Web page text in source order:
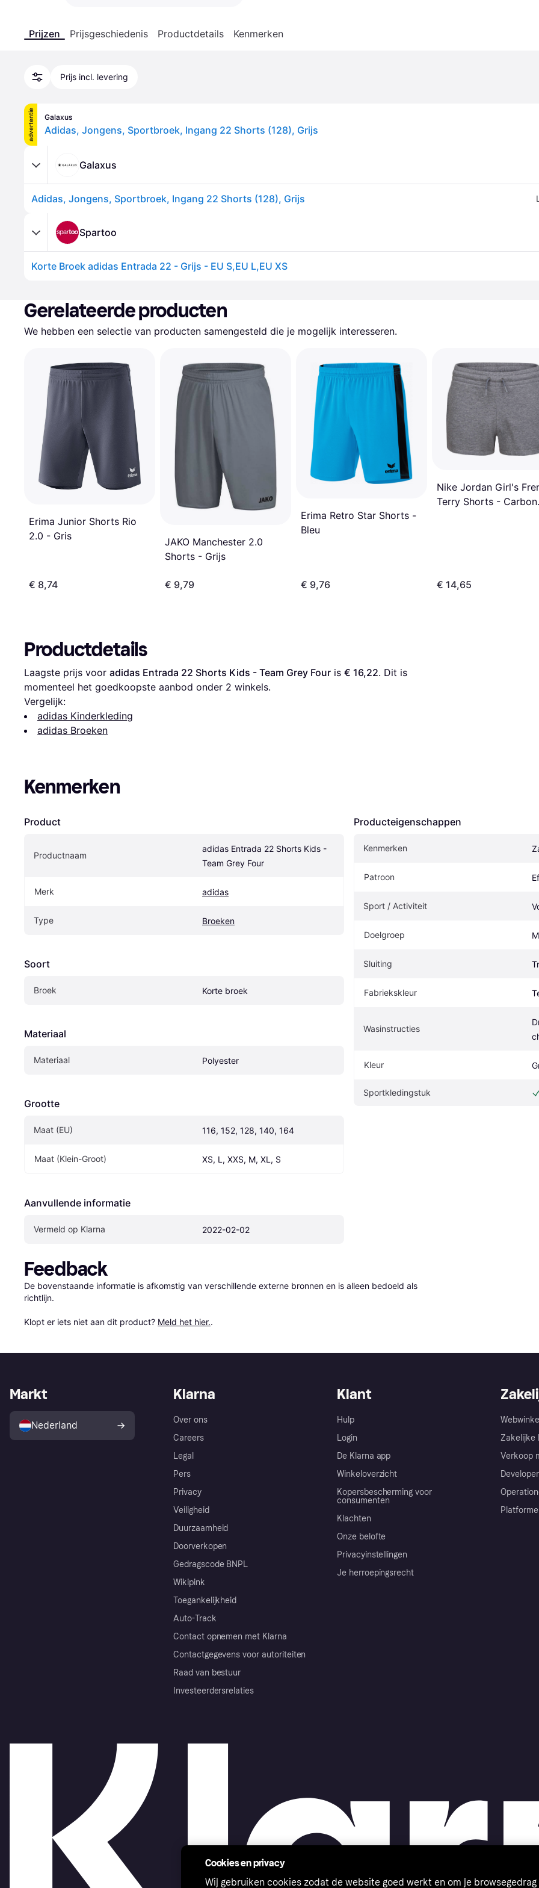
Prijzen Prijsgeschiedenis Productdetails Kenmerken
Prijs incl. levering
advertentie Galaxus
Adidas, Jongens, Sportbroek, Ingang 22 Shorts (128), Grijs
Galaxus
Adidas, Jongens, Sportbroek, Ingang 22 Shorts (128), Grijs
Spartoo
Korte Broek adidas Entrada 22 - Grijs - EU S,EU L,EU XS
Gerelateerde producten
We hebben een selectie van producten samengesteld die je mogelijk interesseren.
Erima Junior Shorts Rio
2.0 - Gris
€ 8,74
JAKO Manchester 2.0
Shorts - Grijs
€ 9,79
Erima Retro Star Shorts -
Bleu
€ 9,76
Nike Jordan Girl's
Terry Shorts - Carbon
€ 14,65
Productdetails
Laagste prijs voor adidas Entrada 22 Shorts Kids - Team Grey Four is € 16,22. Dit is
momenteel het goedkoopste aanbod onder 2 winkels.
Vergelijk:
adidas Kinderkleding
adidas Broeken
Kenmerken
Product
Productnaam
adidas Entrada 22 Shorts Kids -
Team Grey Four
Merk adidas
Type Broeken
Soort
Broek Korte broek
Materiaal
Materiaal Polyester
Grootte
Maat (EU) 116, 152, 128, 140, 164
Maat (Klein-Groot) XS, L, XXS, M, XL, S
Aanvullende informatie
Vermeld op Klarna 2022-02-02
Producteigenschappen
Kenmerken
Patroon
Sport / Activiteit
Doelgroep
Sluiting
Fabriekskleur
Wasinstructies
Kleur
Sportkledingstuk
Feedback
De bovenstaande informatie is afkomstig van verschillende externe bronnen en is alleen bedoeld als
richtlijn.
Klopt er iets niet aan dit product? Meld het hier..
Klarna
Over ons
Careers
Legal
Pers
Privacy
Veiligheid
Duurzaamheid
Doorverkopen
Gedragscode BNPL
Wikipink
Toegankelijkheid
Auto-Track
Contact opnemen met Klarna
Contactgegevens voor autoriteiten
Raad van bestuur
Investeerdersrelaties
Klant
Hulp
Login
De Klarna app
Winkeloverzicht
Kopersbescherming voor
consumenten
Klachten
Onze belofte
Privacyinstellingen
Je herroepingsrecht
Zakelijke
Verkoop
Markt
Nederland
Cookies en privacy
Wij gebruiken cookies zodat de website goed werkt en om je browsegedrag